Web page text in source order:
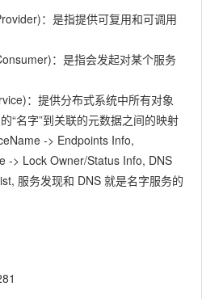
：是指提供可复用和可调用
：是指会发起对某个服务
：提供分布式系统中所有对象
“名字”到关联的元数据之间的映射
-> Endpoints Info,
-> Lock Owner/Status Info, DNS
服务发现和 DNS 就是名字服务的